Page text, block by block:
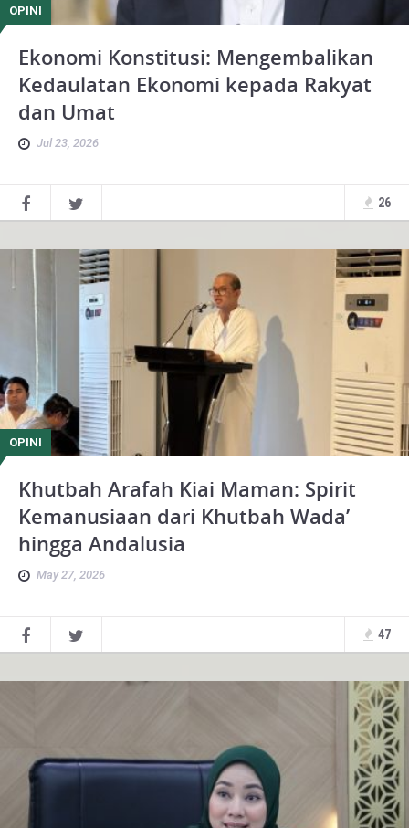
OPINI
Ekonomi Konstitusi: Mengembalikan
Kedaulatan Ekonomi kepada Rakyat
dan Umat
Jul 23, 2026
26
OPINI
Khutbah Arafah Kiai Maman: Spirit
Kemanusiaan dari Khutbah Wada’
hingga Andalusia
May 27, 2026
47